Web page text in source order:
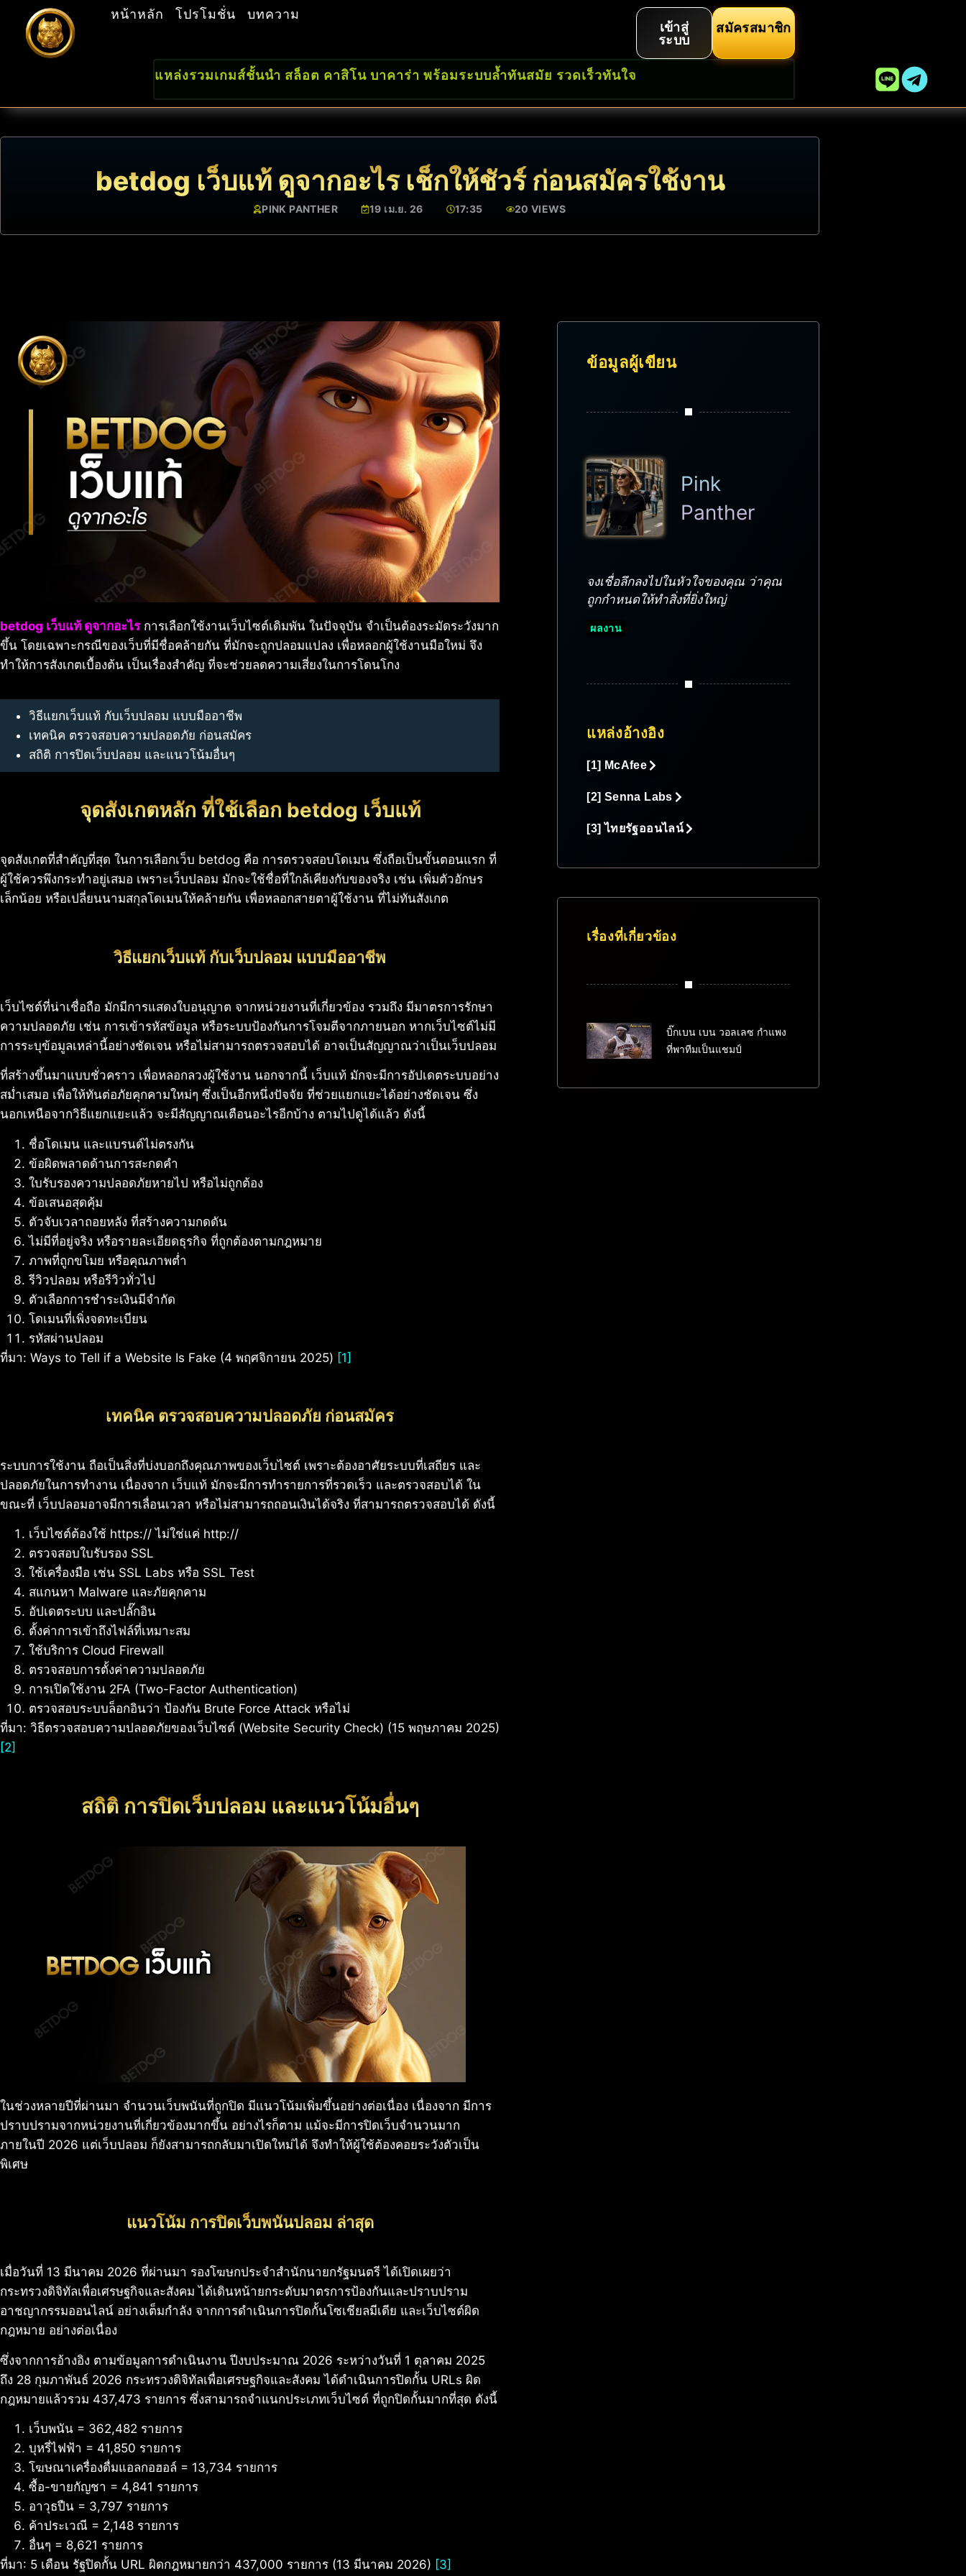
หน้าหลัก โปรโมชั่น บทความ
เข้าสู่
ระบบ
สมัครสมาชิก
แหล่งรวมเกมส์ชั้นนำ สล็อต คาสิโน บาคาร่า พร้อมระบบล้ำทันสมัย รวดเร็วทันใจ
betdog เว็บแท้ ดูจากอะไร เช็กให้ชัวร์ ก่อนสมัครใช้งาน
PINK PANTHER 19 เม.ย. 26 17:35 20 VIEWS
betdog เว็บแท้ ดูจากอะไรการเลือกใช้งานเว็บไซต์เดิมพัน ในปัจจุบัน จำเป็นต้องระมัดระวังมาก
ขึ้น โดยเฉพาะกรณีของเว็บที่มีชื่อคล้ายกัน ที่มักจะถูกปลอมแปลง เพื่อหลอกผู้ใช้งานมือใหม่ จึง
ทำให้การสังเกตเบื้องต้น เป็นเรื่องสำคัญ ที่จะช่วยลดความเสี่ยงในการโดนโกง
วิธีแยกเว็บแท้ กับเว็บปลอม แบบมืออาชีพ
เทคนิค ตรวจสอบความปลอดภัย ก่อนสมัคร
สถิติ การปิดเว็บปลอม และแนวโน้มอื่นๆ
จุดสังเกตหลัก ที่ใช้เลือก betdog เว็บแท้
จุดสังเกตที่สำคัญที่สุด ในการเลือกเว็บ betdog คือ การตรวจสอบโดเมน ซึ่งถือเป็นขั้นตอนแรก ที่
ผู้ใช้ควรพึงกระทำอยู่เสมอ เพราะเว็บปลอม มักจะใช้ชื่อที่ใกล้เคียงกับของจริง เช่น เพิ่มตัวอักษร
เล็กน้อย หรือเปลี่ยนนามสกุลโดเมนให้คล้ายกัน เพื่อหลอกสายตาผู้ใช้งาน ที่ไม่ทันสังเกต
วิธีแยกเว็บแท้ กับเว็บปลอม แบบมืออาชีพ
เว็บไซต์ที่น่าเชื่อถือ มักมีการแสดงใบอนุญาต จากหน่วยงานที่เกี่ยวข้อง รวมถึง มีมาตรการรักษา
ความปลอดภัย เช่น การเข้ารหัสข้อมูล หรือระบบป้องกันการโจมตีจากภายนอก หากเว็บไซต์ไม่มี
การระบุข้อมูลเหล่านี้อย่างชัดเจน หรือไม่สามารถตรวจสอบได้ อาจเป็นสัญญาณว่าเป็นเว็บปลอม
ที่สร้างขึ้นมาแบบชั่วคราว เพื่อหลอกลวงผู้ใช้งาน นอกจากนี้ เว็บแท้ มักจะมีการอัปเดตระบบอย่าง
สม่ำเสมอ เพื่อให้ทันต่อภัยคุกคามใหม่ๆ ซึ่งเป็นอีกหนึ่งปัจจัย ที่ช่วยแยกแยะได้อย่างชัดเจน ซึ่ง
นอกเหนือจากวิธีแยกแยะแล้ว จะมีสัญญาณเตือนอะไรอีกบ้าง ตามไปดูได้แล้ว ดังนี้
ชื่อโดเมน และแบรนด์ไม่ตรงกัน
ข้อผิดพลาดด้านการสะกดคำ
ใบรับรองความปลอดภัยหายไป หรือไม่ถูกต้อง
ข้อเสนอสุดคุ้ม
ตัวจับเวลาถอยหลัง ที่สร้างความกดดัน
ไม่มีที่อยู่จริง หรือรายละเอียดธุรกิจ ที่ถูกต้องตามกฎหมาย
ภาพที่ถูกขโมย หรือคุณภาพต่ำ
รีวิวปลอม หรือรีวิวทั่วไป
ตัวเลือกการชำระเงินมีจำกัด
โดเมนที่เพิ่งจดทะเบียน
รหัสผ่านปลอม
ที่มา: Ways to Tell if a Website Is Fake (4 พฤศจิกายน 2025) [1]
เทคนิค ตรวจสอบความปลอดภัย ก่อนสมัคร
ระบบการใช้งาน ถือเป็นสิ่งที่บ่งบอกถึงคุณภาพของเว็บไซต์ เพราะต้องอาศัยระบบที่เสถียร และ
ปลอดภัยในการทำงาน เนื่องจาก เว็บแท้ มักจะมีการทำรายการที่รวดเร็ว และตรวจสอบได้ ใน
ขณะที่ เว็บปลอมอาจมีการเลื่อนเวลา หรือไม่สามารถถอนเงินได้จริง ที่สามารถตรวจสอบได้ ดังนี้
เว็บไซต์ต้องใช้ https:// ไม่ใช่แค่ http://
ตรวจสอบใบรับรอง SSL
ใช้เครื่องมือ เช่น SSL Labs หรือ SSL Test
สแกนหา Malware และภัยคุกคาม
อัปเดตระบบ และปลั๊กอิน
ตั้งค่าการเข้าถึงไฟล์ที่เหมาะสม
ใช้บริการ Cloud Firewall
ตรวจสอบการตั้งค่าความปลอดภัย
การเปิดใช้งาน 2FA (Two-Factor Authentication)
ตรวจสอบระบบล็อกอินว่า ป้องกัน Brute Force Attack หรือไม่
ที่มา: วิธีตรวจสอบความปลอดภัยของเว็บไซต์ (Website Security Check) (15 พฤษภาคม 2025)
[2]
สถิติ การปิดเว็บปลอม และแนวโน้มอื่นๆ
ในช่วงหลายปีที่ผ่านมา จำนวนเว็บพนันที่ถูกปิด มีแนวโน้มเพิ่มขึ้นอย่างต่อเนื่อง เนื่องจาก มีการ
ปราบปรามจากหน่วยงานที่เกี่ยวข้องมากขึ้น อย่างไรก็ตาม แม้จะมีการปิดเว็บจำนวนมาก
ภายในปี 2026 แต่เว็บปลอม ก็ยังสามารถกลับมาเปิดใหม่ได้ จึงทำให้ผู้ใช้ต้องคอยระวังตัวเป็น
พิเศษ
แนวโน้ม การปิดเว็บพนันปลอม ล่าสุด
เมื่อวันที่ 13 มีนาคม 2026 ที่ผ่านมา รองโฆษกประจำสำนักนายกรัฐมนตรี ได้เปิดเผยว่า
กระทรวงดิจิทัลเพื่อเศรษฐกิจและสังคม ได้เดินหน้ายกระดับมาตรการป้องกันและปราบปราม
อาชญากรรมออนไลน์ อย่างเต็มกำลัง จากการดำเนินการปิดกั้นโซเชียลมีเดีย และเว็บไซต์ผิด
กฎหมาย อย่างต่อเนื่อง
ซึ่งจากการอ้างอิง ตามข้อมูลการดำเนินงาน ปีงบประมาณ 2026 ระหว่างวันที่ 1 ตุลาคม 2025
ถึง 28 กุมภาพันธ์ 2026 กระทรวงดิจิทัลเพื่อเศรษฐกิจและสังคม ได้ดำเนินการปิดกั้น URLs ผิด
กฎหมายแล้วรวม 437,473 รายการ ซึ่งสามารถจำแนกประเภทเว็บไซต์ ที่ถูกปิดกั้นมากที่สุด ดังนี้
เว็บพนัน = 362,482 รายการ
บุหรี่ไฟฟ้า = 41,850 รายการ
โฆษณาเครื่องดื่มแอลกอฮอล์ = 13,734 รายการ
ซื้อ-ขายกัญชา = 4,841 รายการ
อาวุธปืน = 3,797 รายการ
ค้าประเวณี = 2,148 รายการ
อื่นๆ = 8,621 รายการ
ที่มา: 5 เดือน รัฐปิดกั้น URL ผิดกฎหมายกว่า 437,000 รายการ (13 มีนาคม 2026) [3]
ข้อมูลผู้เขียน
Pink
Panther
จงเชื่อลึกลงไปในหัวใจของคุณ ว่าคุณ
ถูกกำหนดให้ทำสิ่งที่ยิ่งใหญ่
ผลงาน
แหล่งอ้างอิง
[1] McAfee
[2] Senna Labs
[3] ไทยรัฐออนไลน์
เรื่องที่เกี่ยวข้อง
บิ๊กเบน เบน วอลเลซ กำแพง
ที่พาทีมเป็นแชมป์